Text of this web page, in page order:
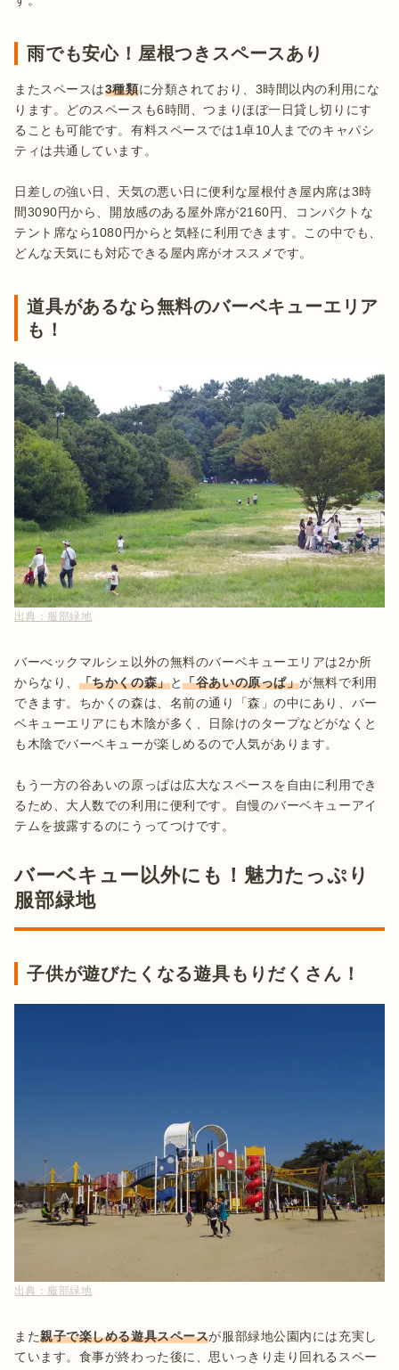
雨でも安心！屋根つきスペースあり
またスペースは3種類に分類されており、3時間以内の利用にな
ります。どのスペースも6時間、つまりほぼ一日貸し切りにす
ることも可能です。有料スペースでは1卓10人までのキャパシ
ティは共通しています。
日差しの強い日、天気の悪い日に便利な屋根付き屋内席は3時
間3090円から、開放感のある屋外席が2160円、コンパクトな
テント席なら1080円からと気軽に利用できます。この中でも、
どんな天気にも対応できる屋内席がオススメです。
道具があるなら無料のバーベキューエリア
も！
出典： 服部緑地
バーべックマルシェ以外の無料のバーベキューエリアは2か所
からなり、 「ちかくの森」と「谷あいの原っぱ」が無料で利用
できます。ちかくの森は、名前の通り「森」の中にあり、バー
ベキューエリアにも木陰が多く、日除けのタープなどがなくと
も木陰でバーベキューが楽しめるので人気があります。
もう一方の谷あいの原っぱは広大なスペースを自由に利用でき
るため、大人数での利用に便利です。自慢のバーベキューアイ
テムを披露するのにうってつけです。
バーベキュー以外にも！魅力たっぷり
服部緑地
子供が遊びたくなる遊具もりだくさん！
出典： 服部緑地
また親子で楽しめる遊具スペースが服部緑地公園内には充実し
ています。食事が終わった後に、思いっきり走り回れるスペー